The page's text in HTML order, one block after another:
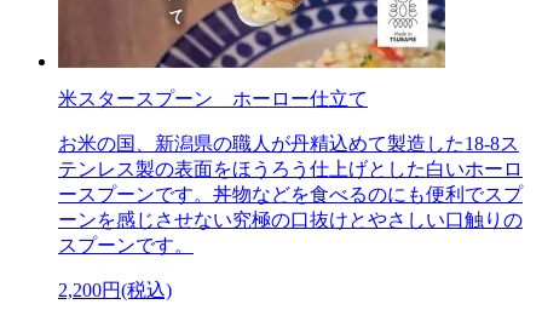
米スタースプーン ホーロー仕立て
お米の国、新潟県の職人が丹精込めて製造した18-8ス
テンレス製の表面をほうろう仕上げとした白いホーロ
ースプーンです。丼物などを食べるのにも便利でスプ
ーンを感じさせない究極の口抜けとやさしい口触りの
スプーンです。
2,200円(税込)